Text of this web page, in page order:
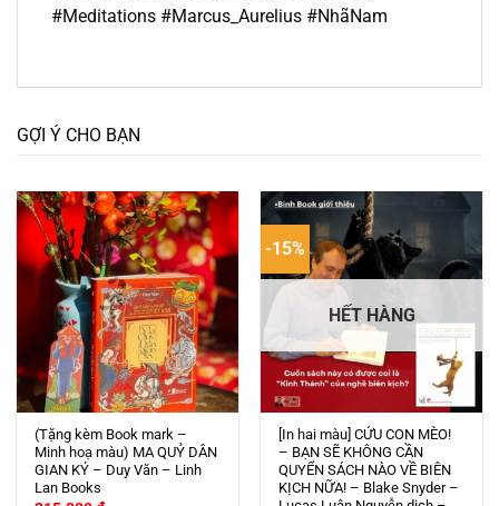
#Meditations #Marcus_Aurelius #NhãNam
GỢI Ý CHO BẠN
(Tặng kèm Book mark –
Minh hoạ màu) MA QUỶ DÂN
GIAN KÝ – Duy Văn – Linh
Lan Books
-15%
HẾT HÀNG
[In hai màu] CỨU CON MÈO!
– BẠN SẼ KHÔNG CẦN
QUYỂN SÁCH NÀO VỀ BIÊN
KỊCH NỮA! – Blake Snyder –